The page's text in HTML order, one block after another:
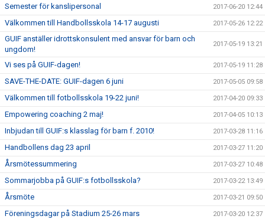
Semester för kanslipersonal 2017-06-20 12:44
Välkommen till Handbollsskola 14-17 augusti 2017-05-26 12:22
GUIF anställer idrottskonsulent med ansvar för barn och
ungdom!
2017-05-19 13:21
Vi ses på GUIF-dagen! 2017-05-19 11:28
SAVE-THE-DATE: GUIF-dagen 6 juni 2017-05-05 09:58
Välkommen till fotbollsskola 19-22 juni! 2017-04-20 09:33
Empowering coaching 2 maj! 2017-04-05 10:13
Inbjudan till GUIF:s klasslag för barn f. 2010! 2017-03-28 11:16
Handbollens dag 23 april 2017-03-27 11:20
Årsmötessummering 2017-03-27 10:48
Sommarjobba på GUIF:s fotbollsskola? 2017-03-22 13:49
Årsmöte 2017-03-21 09:50
Föreningsdagar på Stadium 25-26 mars 2017-03-20 12:37